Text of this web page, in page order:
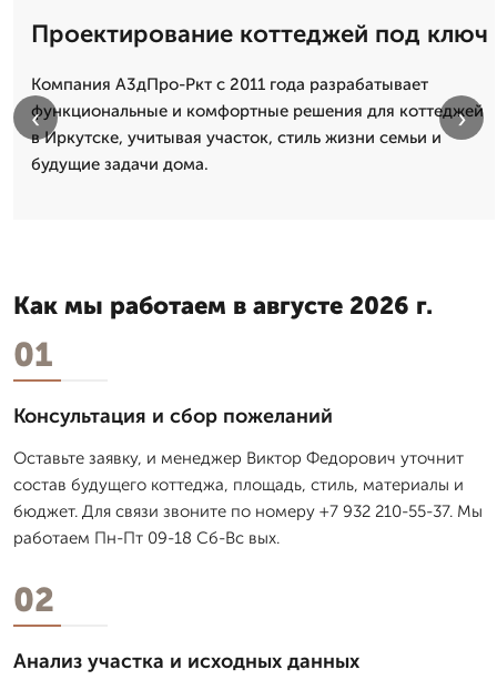
Проектирование коттеджей под ключ
Компания А3дПро-Ркт с 2011 года разрабатывает
функциональные и комфортные решения для коттеджей
в Иркутске, учитывая участок, стиль жизни семьи и
будущие задачи дома.
‹ ›
Как мы работаем в августе 2026 г.
01
Консультация и сбор пожеланий
Оставьте заявку, и менеджер Виктор Федорович уточнит
состав будущего коттеджа, площадь, стиль, материалы и
бюджет. Для связи звоните по номеру +7 932 210-55-37. Мы
работаем Пн-Пт 09-18 Сб-Вс вых.
02
Анализ участка и исходных данных